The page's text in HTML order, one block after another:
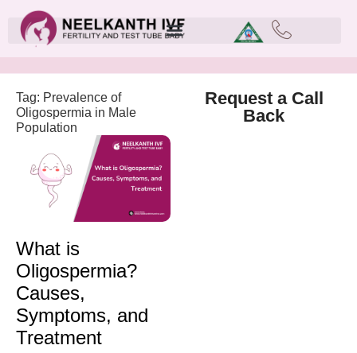
Tag: Prevalence of
Oligospermia in Male
Population
What is
Oligospermia?
Causes,
Symptoms, and
Treatment
Request a Call
Back